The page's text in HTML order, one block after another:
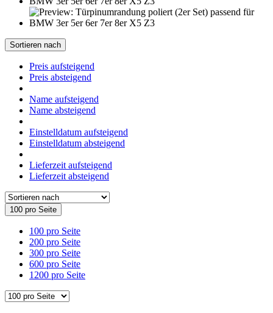
Sortieren nach
Preis aufsteigend
Preis absteigend
Name aufsteigend
Name absteigend
Einstelldatum aufsteigend
Einstelldatum absteigend
Lieferzeit aufsteigend
Lieferzeit absteigend
100 pro Seite
100 pro Seite
200 pro Seite
300 pro Seite
600 pro Seite
1200 pro Seite